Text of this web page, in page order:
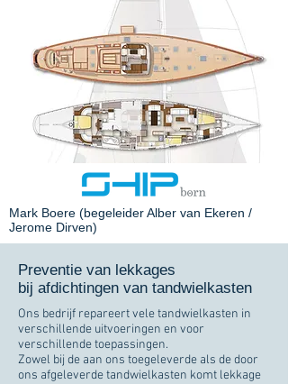
Mark Boere (begeleider Alber van Ekeren /
Jerome Dirven)
Preventie van lekkages
bij afdichtingen van tandwielkasten
Ons bedrijf repareert vele tandwielkasten in
verschillende uitvoeringen en voor
verschillende toepassingen.
Zowel bij de aan ons toegeleverde als de door
ons afgeleverde tandwielkasten komt lekkage